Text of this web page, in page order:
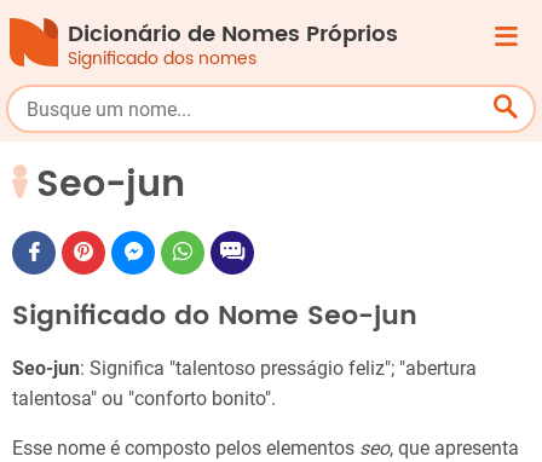
Dicionário de Nomes Próprios
Significado dos nomes
Seo-jun
Significado do Nome Seo-jun
Seo-jun: Significa "talentoso presságio feliz"; "abertura
talentosa" ou "conforto bonito".
Esse nome é composto pelos elementos seo, que apresenta